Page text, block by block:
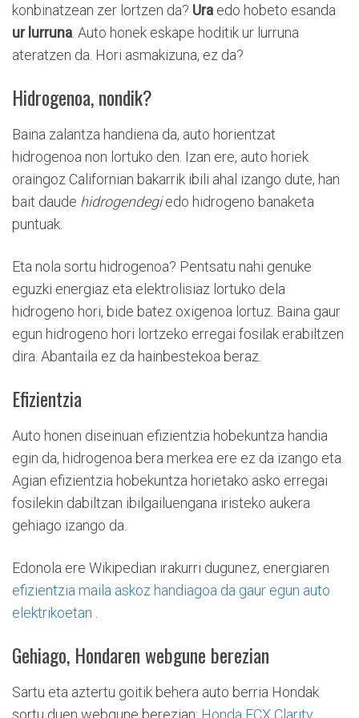
konbinatzean zer lortzen da? Ura edo hobeto esanda
ur lurruna . Auto honek eskape hoditik ur lurruna
ateratzen da. Hori asmakizuna, ez da?
Hidrogenoa, nondik?
Baina zalantza handiena da, auto horientzat
hidrogenoa non lortuko den. Izan ere, auto horiek
oraingoz Californian bakarrik ibili ahal izango dute, han
bait daude hidrogendegiedo hidrogeno banaketa
puntuak.
Eta nola sortu hidrogenoa? Pentsatu nahi genuke
eguzki energiaz eta elektrolisiaz lortuko dela
hidrogeno hori, bide batez oxigenoa lortuz. Baina gaur
egun hidrogeno hori lortzeko erregai fosilak erabiltzen
dira. Abantaila ez da hainbestekoa beraz.
Efizientzia
Auto honen diseinuan efizientzia hobekuntza handia
egin da, hidrogenoa bera merkea ere ez da izango eta.
Agian efizientzia hobekuntza horietako asko erregai
fosilekin dabiltzan ibilgailuengana iristeko aukera
gehiago izango da.
Edonola ere Wikipedian irakurri dugunez, energiaren
efizientzia maila askoz handiagoa da gaur egun auto
elektrikoetan
Gehiago, Hondaren webgune berezian
Sartu eta aztertu goitik behera auto berria Hondak
sortu duen webgune berezian: Honda FCX Clarity